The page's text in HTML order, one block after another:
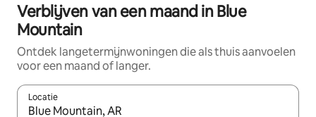
Verblijven van een maand in Blue
Mountain
Ontdek langetermijnwoningen die als thuis aanvoelen
voor een maand of langer.
Locatie
Wanneer er resultaten beschikbaar zijn, maak je een keuze